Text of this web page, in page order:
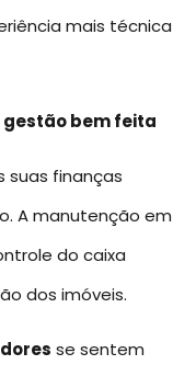
mais técnica
bem feita
suas finanças
A manutenção em
do caixa
dos imóveis.
se sentem